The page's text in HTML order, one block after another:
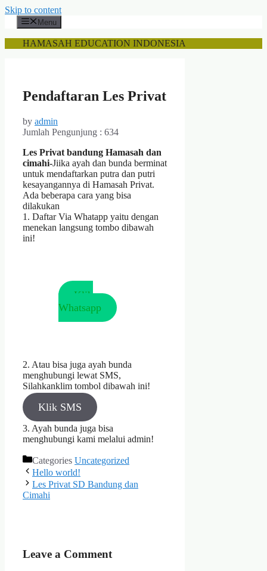
Skip to content
Menu
HAMASAH EDUCATION INDONESIA
Pendaftaran Les Privat
by admin
Jumlah Pengunjung : 634
Les Privat bandung Hamasah dan
cimahi-Jiika ayah dan bunda berminat
untuk mendaftarkan putra dan putri
kesayangannya di Hamasah Privat.
Ada beberapa cara yang bisa
dilakukan
1. Daftar Via Whatapp yaitu dengan
menekan langsung tombo dibawah
ini!
Klik
Whatsapp
2. Atau bisa juga ayah bunda
menghubungi lewat SMS,
Silahkanklim tombol dibawah ini!
Klik SMS
3. Ayah bunda juga bisa
menghubungi kami melalui admin!
Categories Uncategorized
Hello world!
Les Privat SD Bandung dan
Cimahi
Leave a Comment